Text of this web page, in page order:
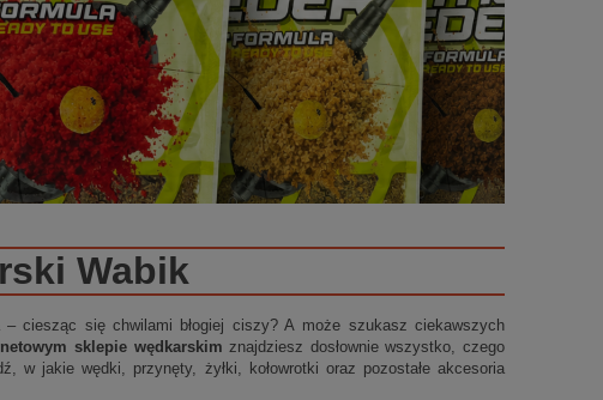
Wabik
ciesząc się chwilami błogiej ciszy? A może szukasz ciekawszych
sklepie wędkarskim znajdziesz dosłownie wszystko, czego
w jakie wędki, przynęty, żyłki, kołowrotki oraz pozostałe akcesoria